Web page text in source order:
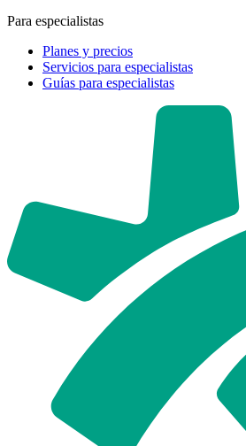
Para especialistas
Planes y precios
Servicios para especialistas
Guías para especialistas